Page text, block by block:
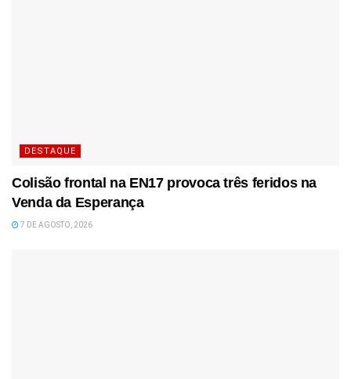
DESTAQUE
Colisão frontal na EN17 provoca três feridos na
Venda da Esperança
7 DE AGOSTO, 2026